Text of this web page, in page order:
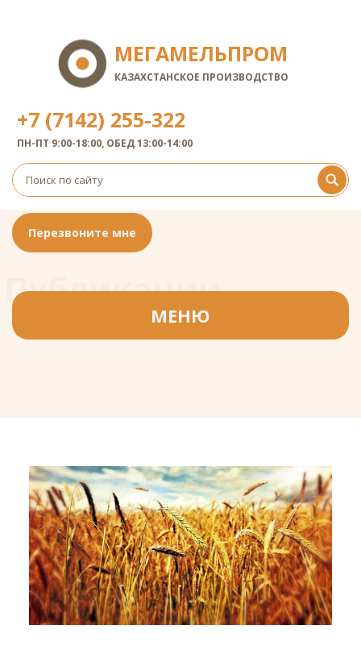
МЕГАМЕЛЬПРОМ
КАЗАХСТАНСКОЕ ПРОИЗВОДСТВО
+7 (7142) 255-322
ПН-ПТ 9:00-18:00, ОБЕД 13:00-14:00
Перезвоните мне
МЕНЮ
Публикации
Публикации